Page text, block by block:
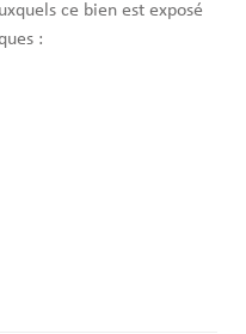
ce bien est exposé
: